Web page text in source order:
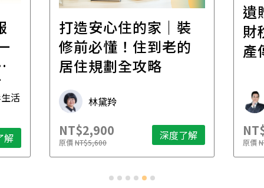
活
解
打造安心住的家｜裝
修前必懂！住到老的
居住規劃全攻略
林黛羚
NT$2,900
原價NT$5,600 深度了解
遺
財
產
原價